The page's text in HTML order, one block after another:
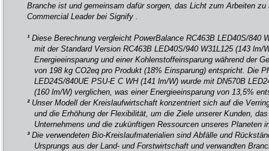
Branche ist und gemeinsam dafür sorgen, das Licht zum Arbeiten zu
Commercial Leader bei Signify .
¹ Diese Berechnung vergleicht PowerBalance RC463B LED40S/840
mit der Standard Version RC463B LED40S/940 W31L125 (143 lm/
Energieeinsparung und einer Kohlenstoffeinsparung während der
von 198 kg CO2eq pro Produkt (18% Einsparung) entspricht. Die
LED24S/840UE PSU-E C WH (141 lm/W) wurde mit DN570B
(160 lm/W) verglichen, was einer Energieeinsparung von 13,5%
²Unser Modell der Kreislaufwirtschaft konzentriert sich auf die
und die Erhöhung der Flexibilität, um die Ziele unserer Kunden,
Unternehmens und die zukünftigen Ressourcen unseres Planeten
³Die verwendeten Bio-Kreislaufmaterialien sind Abfälle und
Ursprungs aus der Land- und Forstwirtschaft und verwandten